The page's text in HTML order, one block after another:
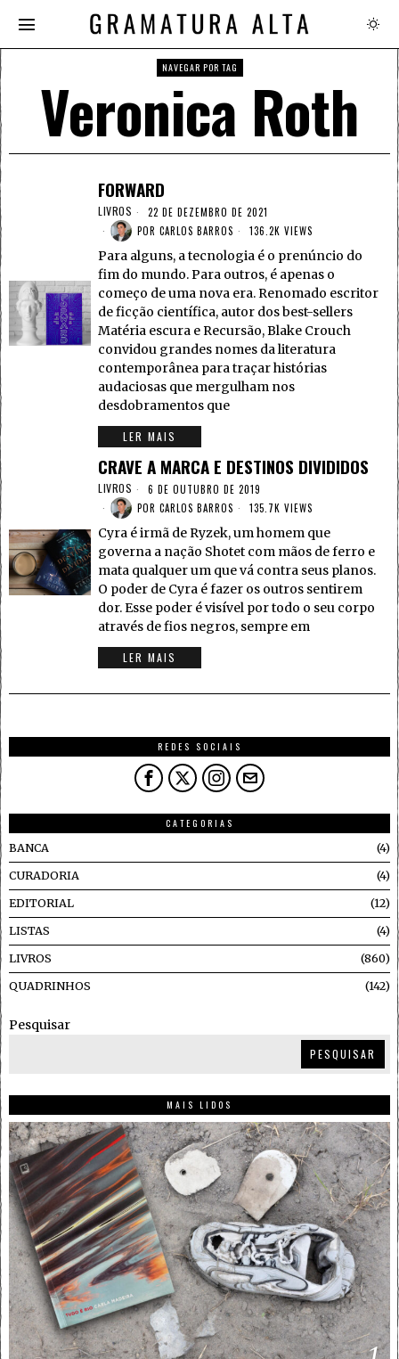
NAVEGAR POR TAG
Veronica Roth
FORWARD
LIVROS
22 DE DEZEMBRO DE 2021
POR CARLOS BARROS 136.2K VIEWS
Para alguns, a tecnologia é o prenúncio do
fim do mundo. Para outros, é apenas o
começo de uma nova era. Renomado escritor
de ficção científica, autor dos best-sellers
Matéria escura e Recursão, Blake Crouch
convidou grandes nomes da literatura
contemporânea para traçar histórias
audaciosas que mergulham nos
desdobramentos que
LER MAIS
CRAVE A MARCA E DESTINOS DIVIDIDOS
LIVROS
6 DE OUTUBRO DE 2019
POR CARLOS BARROS 135.7K VIEWS
Cyra é irmã de Ryzek, um homem que
governa a nação Shotet com mãos de ferro e
mata qualquer um que vá contra seus planos.
O poder de Cyra é fazer os outros sentirem
dor. Esse poder é visível por todo o seu corpo
através de fios negros, sempre em
LER MAIS
REDES SOCIAIS
CATEGORIAS
BANCA
4
CURADORIA 4
EDITORIAL 12
LISTAS 4
LIVROS 860
QUADRINHOS 142
Pesquisar
PESQUISAR
MAIS LIDOS